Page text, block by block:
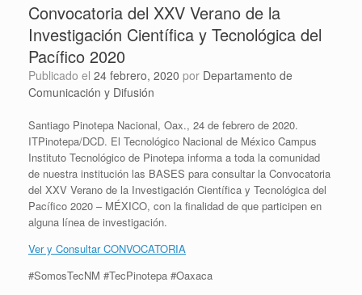
Convocatoria del XXV Verano de la
Investigación Científica y Tecnológica del
Pacífico 2020
Publicado el 24 febrero, 2020 por Departamento de
Comunicación y Difusión
Santiago Pinotepa Nacional, Oax., 24 de febrero de 2020.
ITPinotepa/DCD. El Tecnológico Nacional de México Campus
Instituto Tecnológico de Pinotepa informa a toda la comunidad
de nuestra institución las BASES para consultar la Convocatoria
del XXV Verano de la Investigación Científica y Tecnológica del
Pacífico 2020 – MÉXICO, con la finalidad de que participen en
alguna línea de investigación.
Ver y Consultar CONVOCATORIA
#SomosTecNM #TecPinotepa #Oaxaca